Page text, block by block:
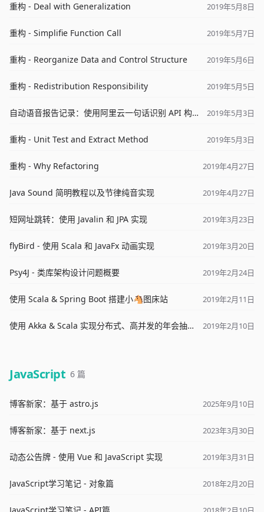
重构 - Deal with Generalization 2019年5月8日
重构 - Simplifie Function Call 2019年5月7日
重构 - Reorganize Data and Control Structure 2019年5月6日
重构 - Redistribution Responsibility 2019年5月5日
自动语音报告记录：使用阿里云一句话识别 API 构建 2019年5月3日
重构 - Unit Test and Extract Method 2019年5月3日
重构 - Why Refactoring 2019年4月27日
Java Sound 简明教程以及节律纯音实现 2019年4月27日
短网址跳转：使用 Javalin 和 JPA 实现 2019年3月23日
flyBird - 使用 Scala 和 JavaFx 动画实现 2019年3月20日
Psy4J - 类库架构设计问题概要 2019年2月24日
使用 Scala & Spring Boot 搭建小🐴图床站 2019年2月11日
使用 Akka & Scala 实现分布式、高并发的年会抽奖系统 2019年2月10日
JavaScript 6 篇
博客新家：基于 astro.js 2025年9月10日
博客新家：基于 next.js 2023年3月30日
动态公告牌 - 使用 Vue 和 JavaScript 实现 2019年3月31日
JavaScript学习笔记 - 对象篇 2018年2月20日